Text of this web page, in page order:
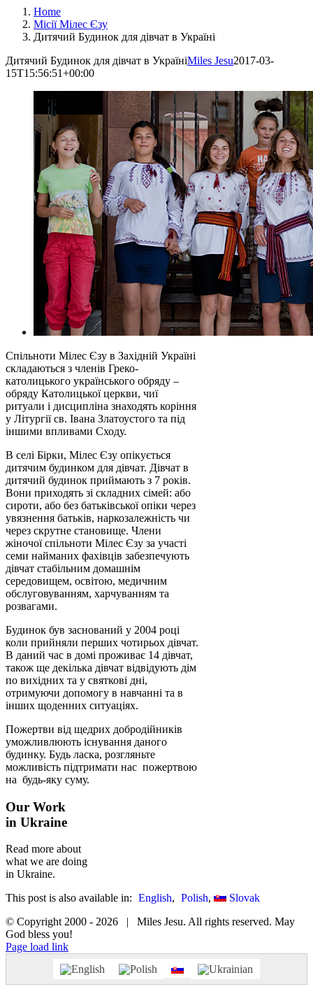
Home
Місії Мілес Єзу
Дитячий Будинок для дівчат в Україні
Дитячий Будинок для дівчат в УкраїніMiles Jesu2017-03-
15T15:56:51+00:00
Спільноти Мілес Єзу в Західній Україні
складаються з членів Греко-
католицького українського обряду –
обряду Католицької церкви, чиї
ритуали і дисципліна знаходять коріння
у Літургії св. Івана Златоустого та під
іншими впливами Сходу.
В селі Бірки, Мілес Єзу опікується
дитячим будинком для дівчат. Дівчат в
дитячий будинок приймають з 7 років.
Вони приходять зі складних сімей: або
сироти, або без батьківської опіки через
увязнення батьків, наркозалежність чи
через скрутне становище. Члени
жіночої спільноти Мілес Єзу за участі
семи найманих фахівців забезпечують
дівчат стабільним домашнім
середовищем, освітою, медичним
обслуговуванням, харчуванням та
розвагами.
Будинок був заснований у 2004 році
коли прийняли перших чотирьох дівчат.
В даний час в домі проживає 14 дівчат,
також ще декілька дівчат відвідують дім
по вихідних та у святкові дні,
отримуючи допомогу в навчанні та в
інших щоденних ситуаціях.
Пожертви від щедрих добродійників
уможливлюють існування даного
будинку. Будь ласка, розгляньте
можливість підтримати нас пожертвою
на будь-яку суму.
Our Work
in Ukraine
Read more about
what we are doing
in Ukraine.
This post is also available in: English Polish
Slovak
© Copyright 2000 - 2026 | Miles Jesu. All rights reserved. May
God bless you!
Facebook
Page load link